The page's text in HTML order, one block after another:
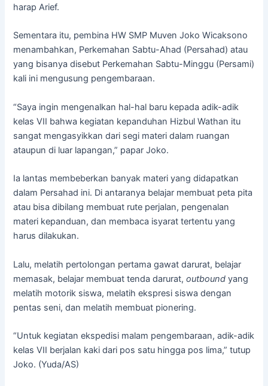
harap Arief.
Sementara itu, pembina HW SMP Muven Joko Wicaksono
menambahkan, Perkemahan Sabtu-Ahad (Persahad) atau
yang bisanya disebut Perkemahan Sabtu-Minggu (Persami)
kali ini mengusung pengembaraan.
“Saya ingin mengenalkan hal-hal baru kepada adik-adik
kelas VII bahwa kegiatan kepanduhan Hizbul Wathan itu
sangat mengasyikkan dari segi materi dalam ruangan
ataupun di luar lapangan,” papar Joko.
Ia lantas membeberkan banyak materi yang didapatkan
dalam Persahad ini. Di antaranya belajar membuat peta pita
atau bisa dibilang membuat rute perjalan, pengenalan
materi kepanduan, dan membaca isyarat tertentu yang
harus dilakukan.
Lalu, melatih pertolongan pertama gawat darurat, belajar
memasak, belajar membuat tenda darurat,outbound yang
melatih motorik siswa, melatih ekspresi siswa dengan
pentas seni, dan melatih membuat pionering.
“Untuk kegiatan ekspedisi malam pengembaraan, adik-adik
kelas VII berjalan kaki dari pos satu hingga pos lima,” tutup
Joko. (Yuda/AS)